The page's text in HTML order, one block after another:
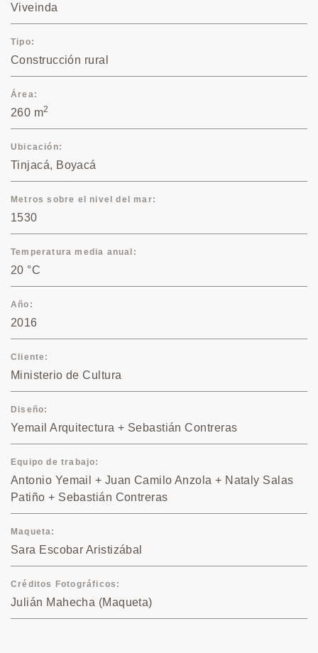
Viveinda
Tipo
Construcción rural
Área
260 m2
Ubicación
Tinjacá, Boyacá
Metros sobre el nivel del mar
1530
Temperatura media anual
20 °C
Año
2016
Cliente
Ministerio de Cultura
Diseño
Yemail Arquitectura + Sebastián Contreras
Equipo de trabajo
Antonio Yemail + Juan Camilo Anzola + Nataly Salas
Patiño + Sebastián Contreras
Maqueta
Sara Escobar Aristizábal
Créditos Fotográficos
Julián Mahecha (Maqueta)